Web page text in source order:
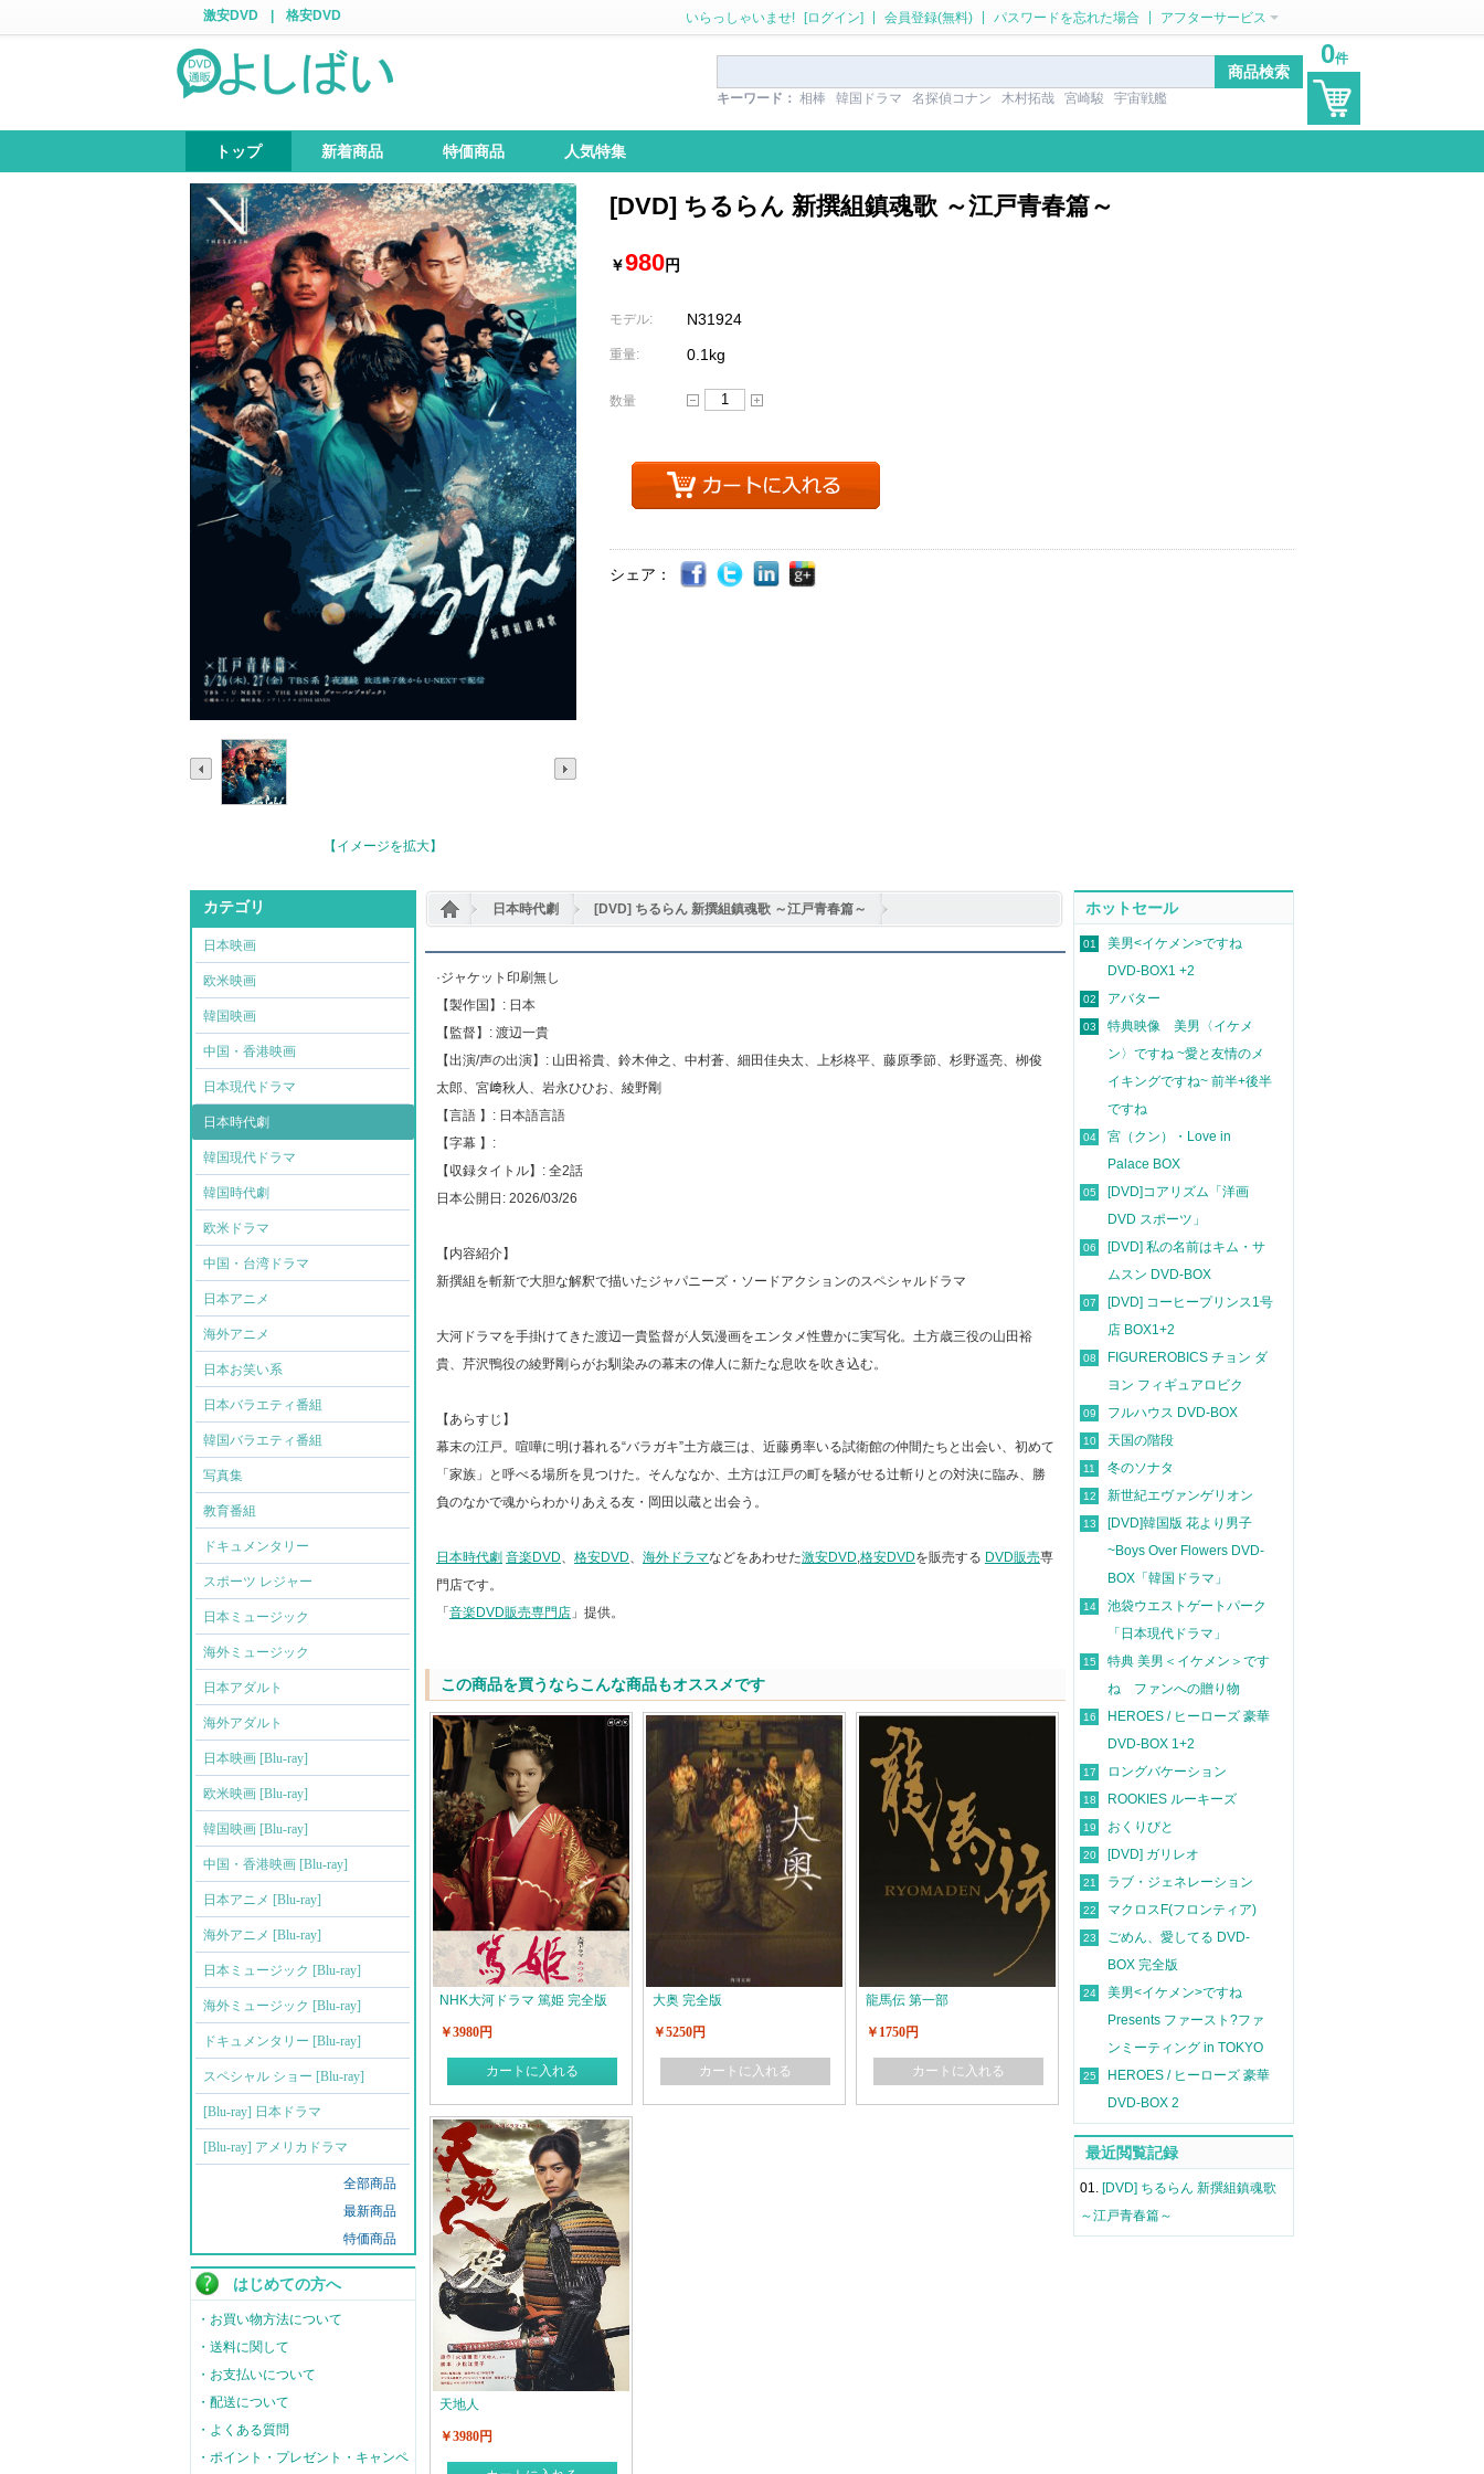
激安DVD 格安DVD いらっしゃいませ! [ログイン] 会員登録(無料) パスワードを忘れた場合 アフターサービス
キーワード： 相棒 韓国ドラマ 名探偵コナン 木村拓哉 宮崎駿 宇宙戦艦
トップ 新着商品 特価商品 人気特集
0件
【イメージを拡大】
[DVD] ちるらん 新撰組鎮魂歌 ～江戸青春篇～
￥980円
モデル: N31924
重量: 0.1kg
数量
シェア：
カテゴリ
日本映画
欧米映画
韓国映画
中国・香港映画
日本現代ドラマ
日本時代劇
韓国現代ドラマ
韓国時代劇
欧米ドラマ
中国・台湾ドラマ
日本アニメ
海外アニメ
日本お笑い系
日本バラエティ番組
韓国バラエティ番組
写真集
教育番組
ドキュメンタリー
スポーツ レジャー
日本ミュージック
海外ミュージック
日本アダルト
海外アダルト
日本映画 [Blu-ray]
欧米映画 [Blu-ray]
韓国映画 [Blu-ray]
中国・香港映画 [Blu-ray]
日本アニメ [Blu-ray]
海外アニメ [Blu-ray]
日本ミュージック [Blu-ray]
海外ミュージック [Blu-ray]
ドキュメンタリー [Blu-ray]
スペシャル ショー [Blu-ray]
[Blu-ray] 日本ドラマ
[Blu-ray] アメリカドラマ
全部商品
最新商品
特価商品
はじめての方へ
・お買い物方法について
・送料に関して
・お支払いについて
・配送について
・よくある質問
・ポイント・プレゼント・キャンペ
日本時代劇 [DVD] ちるらん 新撰組鎮魂歌 ～江戸青春篇～
·ジャケット印刷無し
【製作国】: 日本
【監督】: 渡辺一貴
【出演/声の出演】: 山田裕貴、鈴木伸之、中村蒼、細田佳央太、上杉柊平、藤原季節、杉野遥亮、栁俊
太郎、宮﨑秋人、岩永ひひお、綾野剛
【言語 】: 日本語言語
【字幕 】:
【収録タイトル】: 全2話
日本公開日: 2026/03/26
【内容紹介】
新撰組を斬新で大胆な解釈で描いたジャパニーズ・ソードアクションのスペシャルドラマ
大河ドラマを手掛けてきた渡辺一貴監督が人気漫画をエンタメ性豊かに実写化。土方歳三役の山田裕
貴、芹沢鴨役の綾野剛らがお馴染みの幕末の偉人に新たな息吹を吹き込む。
【あらすじ】
幕末の江戸。喧嘩に明け暮れる“バラガキ”土方歳三は、近藤勇率いる試衛館の仲間たちと出会い、初めて
「家族」と呼べる場所を見つけた。そんななか、土方は江戸の町を騒がせる辻斬りとの対決に臨み、勝
負のなかで魂からわかりあえる友・岡田以蔵と出会う。
日本時代劇 音楽DVD、 格安DVD、 海外ドラマなどをあわせた激安DVD,格安DVDを販売する DVD販売専
門店です。
「 音楽DVD販売専門店 」提供。
この商品を買うならこんな商品もオススメです
NHK大河ドラマ 篤姫 完全版
￥3980円
カートに入れる
大奥 完全版
￥5250円
カートに入れる
龍馬伝 第一部
￥1750円
カートに入れる
天地人
￥3980円
ホットセール
01
美男<イケメン>ですね
DVD-BOX1 +2
02 アバター
03
特典映像 美男〈イケメ
ン〉ですね ~愛と友情のメ
イキングですね~ 前半+後半
ですね
04
宮（クン）・Love in
Palace BOX
05
[DVD]コアリズム「洋画
DVD スポーツ」
06
[DVD] 私の名前はキム・サ
ムスン DVD-BOX
07
[DVD] コーヒープリンス1号
店 BOX1+2
08
FIGUREROBICS チョン ダ
ヨン フィギュアロビク
09 フルハウス DVD-BOX
10 天国の階段
11 冬のソナタ
12 新世紀エヴァンゲリオン
13
[DVD]韓国版 花より男子
~Boys Over Flowers DVD-
BOX「韓国ドラマ」
14
池袋ウエストゲートパーク
「日本現代ドラマ」
15
特典 美男＜イケメン＞です
ね ファンへの贈り物
16
HEROES / ヒーローズ 豪華
DVD-BOX 1+2
17 ロングバケーション
18 ROOKIES ルーキーズ
19 おくりびと
20 [DVD] ガリレオ
21 ラブ・ジェネレーション
22 マクロスF(フロンティア)
23
ごめん、愛してる DVD-
BOX 完全版
24
美男<イケメン>ですね
Presents ファースト?ファ
ンミーティング in TOKYO
25
HEROES / ヒーローズ 豪華
DVD-BOX 2
最近閲覧記録
01. [DVD] ちるらん 新撰組鎮魂歌
～江戸青春篇～